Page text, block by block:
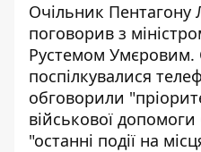
Очільник Пентагону
поговорив з
Рустемом Умєровим.
поспілкувалися
обговорили
військової
"останні події на